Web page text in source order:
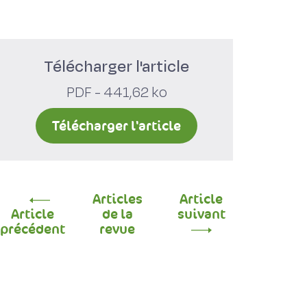
Télécharger l'article
PDF - 441,62 ko
Télécharger l'article
Article
précédent
Articles
de la
revue
Article
suivant